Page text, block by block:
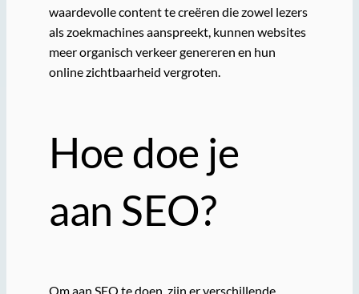
waardevolle content te creëren die zowel lezers
als zoekmachines aanspreekt, kunnen websites
meer organisch verkeer genereren en hun
online zichtbaarheid vergroten.
Hoe doe je
aan SEO?
Om aan SEO te doen, zijn er verschillende